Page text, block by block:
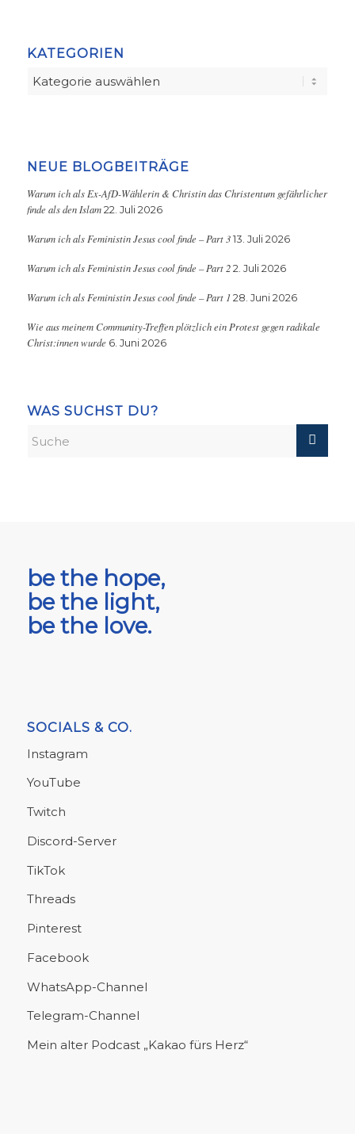
KATEGORIEN
Kategorien
NEUE BLOGBEITRÄGE
Warum ich als Ex-AfD-Wählerin & Christin das Christentum gefährlicher
finde als den Islam 22. Juli 2026
Warum ich als Feministin Jesus cool finde – Part 3 13. Juli 2026
Warum ich als Feministin Jesus cool finde – Part 2 2. Juli 2026
Warum ich als Feministin Jesus cool finde – Part 1 28. Juni 2026
Wie aus meinem Community-Treffen plötzlich ein Protest gegen radikale
Christ:innen wurde 6. Juni 2026
WAS SUCHST DU?
be the hope,
be the light,
be the love.
SOCIALS & CO.
Instagram
YouTube
Twitch
Discord-Server
TikTok
Threads
Pinterest
Facebook
WhatsApp-Channel
Telegram-Channel
Mein alter Podcast „Kakao fürs Herz“